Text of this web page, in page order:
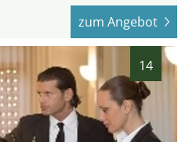
zum Angebot
14